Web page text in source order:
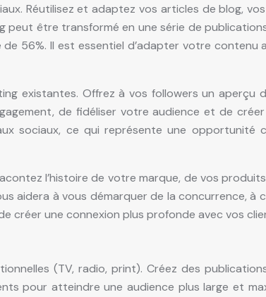
Réutilisez et adaptez vos articles de blog,
être transformé en une série de
56%. Il est essentiel d’adapter votre
existantes. Offrez à vos followers un aperçu
de fidéliser votre audience et de
sociaux, ce qui représente une opportunité
l’histoire de votre marque, de vos
aidera à vous démarquer de la concurrence, à
créer une connexion plus profonde avec vos
(TV, radio, print). Créez des
pour atteindre une audience plus large et